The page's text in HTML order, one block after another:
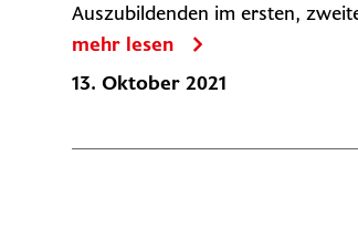
13. Oktober 2021
Auszubildenden im ersten,
mehr lesen